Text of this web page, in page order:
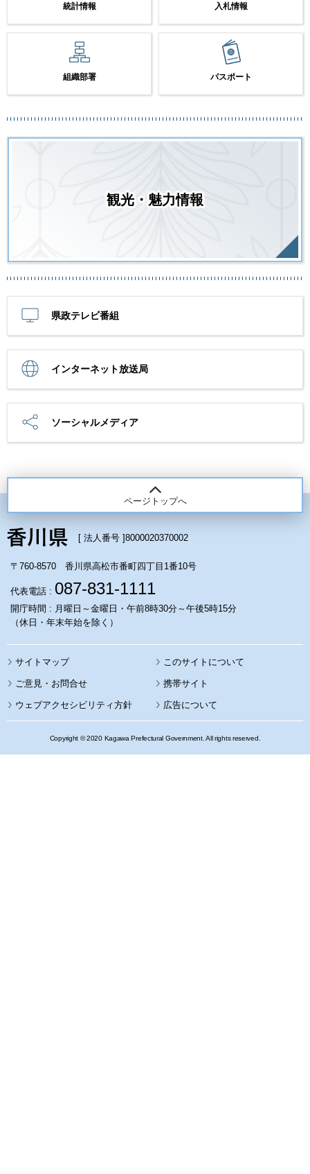
統計情報 入札情報
組織部署 パスポート
観光・魅力情報
県政テレビ番組
インターネット放送局
ソーシャルメディア
ページトップへ
[ 法人番号 ]8000020370002
〒760-8570 香川県高松市番町四丁目1番10号
代表電話 : 087-831-1111
開庁時間 : 月曜日～金曜日・午前8時30分～午後5時15分
（休日・年末年始を除く）
サイトマップ このサイトについて
携帯サイト
ウェブアクセシビリティ方針 広告について
Copyright © 2020 Kagawa Prefectural Government. All rights reserved.